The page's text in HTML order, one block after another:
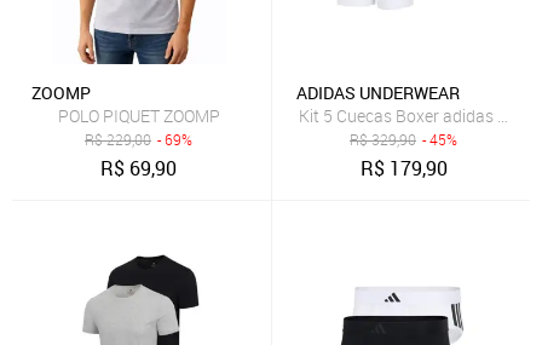
ZOOMP
POLO PIQUET ZOOMP
R$229,00 - 69%
R$ 69,90
ADIDAS UNDERWEAR
Kit 5 Cuecas Boxer adidas
R$329,90 - 45%
R$ 179,90